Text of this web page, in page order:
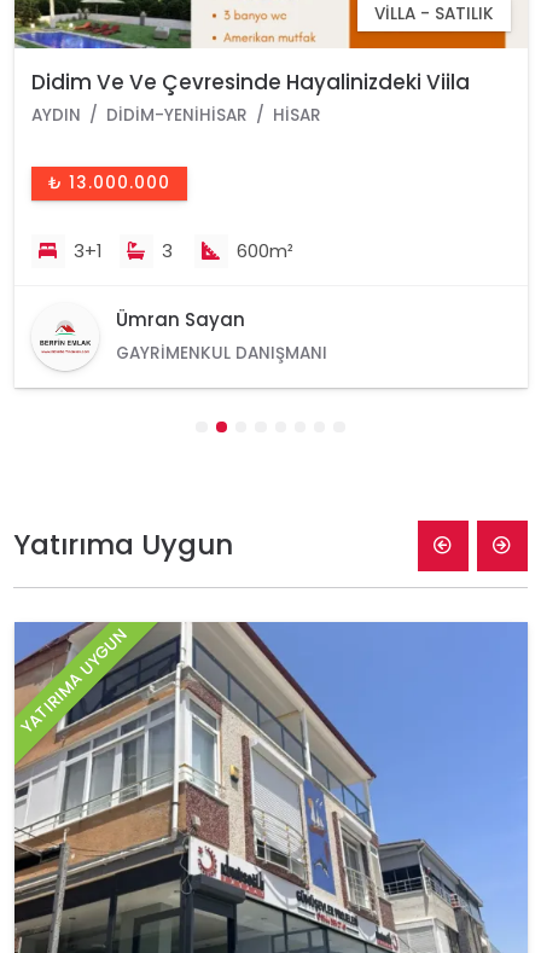
VILLA - SATILIK
Didim Ve Ve Çevresinde Hayalinizdeki Viila
Anahtar Teslim Projeleri
AYDIN DIDIM-YENIHISAR HISAR
₺ 13.000.000
3+1 3 600m²
Ümran Sayan
GAYRIMENKUL DANIŞMANI
Yatırıma Uygun
YATIRIMA UYGUN